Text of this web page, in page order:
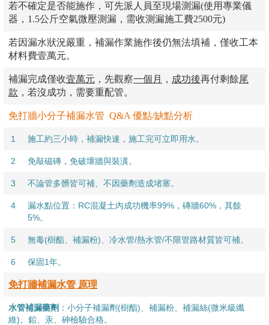
若不確定是否能施作，可先派人員至現場測漏(使用專業儀
器，1.5公斤空氣微壓測漏，需收測漏施工費2500元)
若因漏水狀況嚴重，補漏作業施作後仍無法填補，僅收工本
材料費壹萬元。
補漏完成僅收壹萬元 ，先觀察一個月 ， 成功後再付剩餘尾
款 ，若沒成功，需要重配管。
免打牆小分子補漏水管 Q&A 優點/缺點分析
1 施工約三小時， 補漏快速，施工完可立即用水。
2 免敲磁磚，免破壞牆與裝潢。
3 不論管多髒皆可補、不因藥劑造成堵塞。
4
漏水點位置：RC混凝土內成功機率99%，磚牆60%，其餘
5%。
5 無毒(樹酯、補漏粉)、冷水管/熱水管/不限管路材質皆可補。
6 保固1年。
免打牆補漏水管 原理
水管補漏藥劑 ：小分子補漏劑(樹酯)、補漏粉、補漏絲(微米級纖
維)。鉛、汞、砷檢驗合格。